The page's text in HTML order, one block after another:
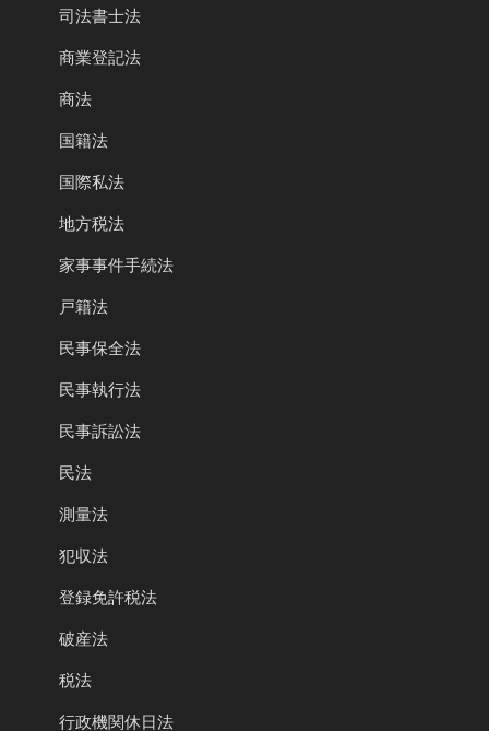
司法書士法
商業登記法
商法
国籍法
国際私法
地方税法
家事事件手続法
戸籍法
民事保全法
民事執行法
民事訴訟法
民法
測量法
犯収法
登録免許税法
破産法
税法
行政機関休日法